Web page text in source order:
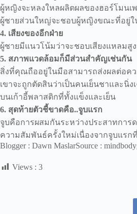
ผู้หญิงจะหลงใหลผลิตผลของฮอร์โมน
ผู้ชายส่วนใหญ่จะชอบผู้หญิงขณะที่อยู่ใ
4. เสียงของอีกฝ่าย
ผู้ชายมีแนวโน้มว่าจะชอบเสียงแหลมสู
5. สภาพแวดล้อมก็มีส่วนสำคัญเช่นกัน
สิ่งที่คุณถืออยู่ในมือสามารถส่งผลต่อค
เขาจะถูกตัดสินว่าเป็นคนเย็นชาและนิ่
บนเก้าอี้พลาสติกที่ทั้งแข็งและเย็น
6. สุดท้ายตัวชี้ขาดคือ..จูบแรก
จูบคือการผสมกันระหว่างประสาทการ
ความสัมพันธ์ครั้งใหม่เนื่องจากจูบแร
Blogger : Dawn MaslarSource :
Views : 3